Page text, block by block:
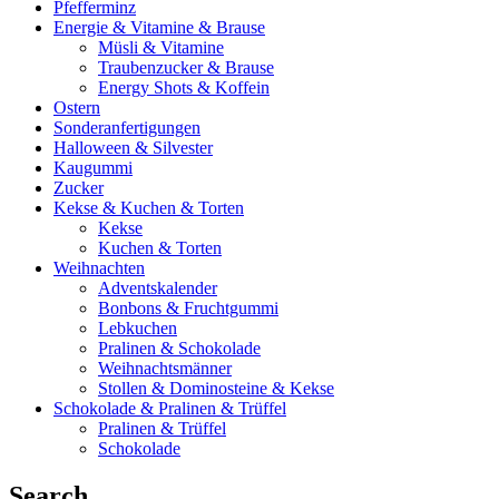
Pfefferminz
Energie & Vitamine & Brause
Müsli & Vitamine
Traubenzucker & Brause
Energy Shots & Koffein
Ostern
Sonderanfertigungen
Halloween & Silvester
Kaugummi
Zucker
Kekse & Kuchen & Torten
Kekse
Kuchen & Torten
Weihnachten
Adventskalender
Bonbons & Fruchtgummi
Lebkuchen
Pralinen & Schokolade
Weihnachtsmänner
Stollen & Dominosteine & Kekse
Schokolade & Pralinen & Trüffel
Pralinen & Trüffel
Schokolade